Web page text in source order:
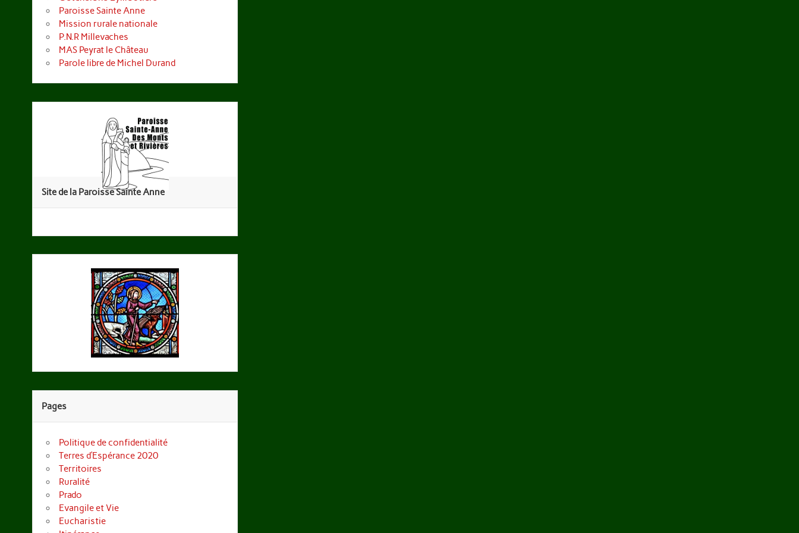
Paroisse Sainte Anne
Mission rurale nationale
P.N.R Millevaches
MAS Peyrat le Château
Parole libre de Michel Durand
Site de la Paroisse Sainte Anne
Pages
Politique de confidentialité
Terres d’Espérance 2020
Territoires
Ruralité
Prado
Evangile et Vie
Eucharistie